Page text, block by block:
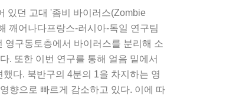
있던 고대 '좀비 바이러스(Zombie
깨어나다프랑스-러시아-독일 연구팀
영구동토층에서 바이러스를 분리해 소
. 또한 이번 연구를 통해 얼음 밑에서
다. 북반구의 4분의 1을 차지하는 영
향으로 빠르게 감소하고 있다. 이에 따